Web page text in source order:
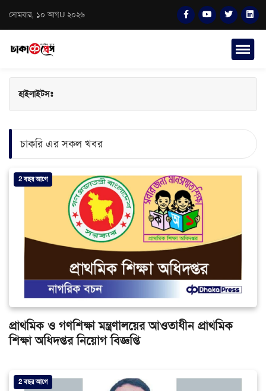
সোমবার, ১০ আগU ২০২৬
হাইলাইটসঃ
চাকরি এর সকল খবর
2 বছর আগে
প্রাথমিক ও গণশিক্ষা মন্ত্রণালয়ের আওতাধীন প্রাথমিক
শিক্ষা অধিদপ্তর নিয়োগ বিজ্ঞপ্তি
2 বছর আগে